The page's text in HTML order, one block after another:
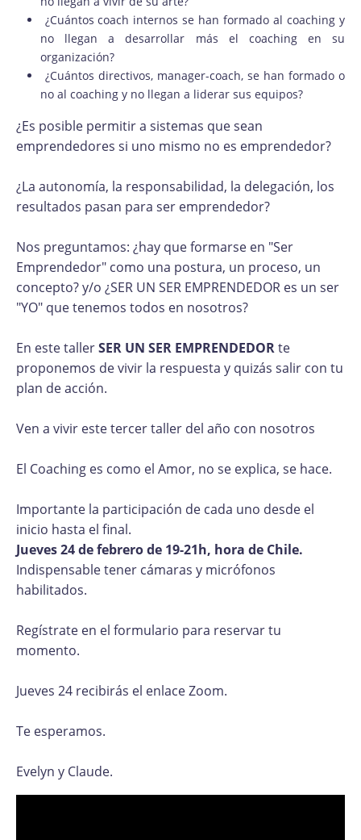
¿Cuántos coach internos se han formado al coaching y
no llegan a desarrollar más el coaching en su
organización?
¿Cuántos directivos, manager-coach, se han formado o
no al coaching y no llegan a liderar sus equipos?
¿Es posible permitir a sistemas que sean
emprendedores si uno mismo no es emprendedor?
¿La autonomía, la responsabilidad, la delegación, los
resultados pasan para ser emprendedor?
Nos preguntamos: ¿hay que formarse en "Ser
Emprendedor" como una postura, un proceso, un
concepto? y/o ¿SER UN SER EMPRENDEDOR es un ser
"YO" que tenemos todos en nosotros?
En este tallerSER UN SER EMPRENDEDORte
proponemos de vivir la respuesta y quizás salir con tu
plan de acción.
Ven a vivir este tercer taller del año con nosotros
El Coaching es como el Amor, no se explica, se hace.
Importante la participación de cada uno desde el
inicio hasta el final.
Jueves 24 de febrero de 19-21h, hora de Chile.
Indispensable tener cámaras y micrófonos
habilitados.
Regístrate en el formulario para reservar tu
momento.
Jueves 24 recibirás el enlace Zoom.
Te esperamos.
Evelyn y Claude.